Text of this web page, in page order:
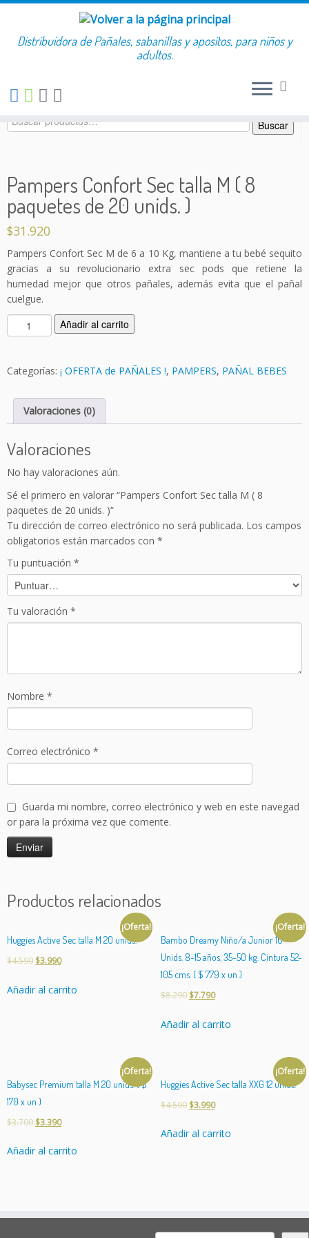
Buscar:
SaltarDistribuidora de Pañales, sabanillas y apositos, para niños y
adultos.
por:
Buscar
Pampers Confort Sec talla M ( 8
paquetes de 20 unids. )
$31.920
Pampers Confort Sec M de 6 a 10 Kg, mantiene a tu bebé sequito
gracias a su revolucionario extra sec pods que retiene la
humedad mejor que otros pañales, además evita que el pañal
cuelgue.
P
a
p
C
o
n
f
r
t
S
e
c
t
a
l
l
(
p
q
u
e
s
d
e
2
n
s.
)
a
d
Añadir al carrito
Categorías: ¡ OFERTA de PAÑALES !, PAMPERS, PAÑAL BEBES
Valoraciones (0)
Valoraciones
No hay valoraciones aún.
Sé el primero en valorar “Pampers Confort Sec talla M ( 8
paquetes de 20 unids. )”
Tu dirección de correo electrónico no será publicada. Los campos
obligatorios están marcados con *
Tu puntuación *
Tu valoración *
Nombre *
Correo electrónico *
Guarda mi nombre, correo electrónico y web en este navegad
or para la próxima vez que comente.
Productos relacionados
¡Oferta!
Huggies Active Sec talla M 20 unids.
$4.590 $3.990
Añadir al carrito
¡Oferta!
Bambo Dreamy Niño/a Junior 10
Unids. 8-15 años, 35-50 kg. Cintura 52-
105 cms. ( $ 779 x un )
$8.290 $7.790
Añadir al carrito
¡Oferta!
Babysec Premium talla M 20 unids. ( $
170 x un )
$3.700 $3.390
Añadir al carrito
¡Oferta!
Huggies Active Sec talla XXG 12 unids.
$4.590 $3.990
Añadir al carrito